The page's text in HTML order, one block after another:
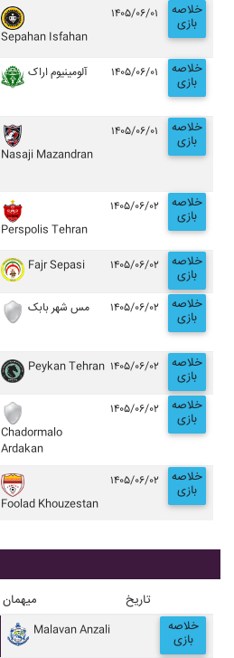
Sepahan Isfahan
۱۴۰۵/۰۶/۰۱ خلاصه
بازی
آلومينيوم اراک ۱۴۰۵/۰۶/۰۱ خلاصه
بازی
Nasaji Mazandran
۱۴۰۵/۰۶/۰۱ خلاصه
بازی
Perspolis Tehran
۱۴۰۵/۰۶/۰۲ خلاصه
بازی
Fajr Sepasi ۱۴۰۵/۰۶/۰۲ خلاصه
بازی
مس شهر بابک ۱۴۰۵/۰۶/۰۲ خلاصه
بازی
Peykan Tehran ۱۴۰۵/۰۶/۰۲ خلاصه
بازی
Chadormalo
Ardakan
۱۴۰۵/۰۶/۰۲ خلاصه
بازی
Foolad Khouzestan
۱۴۰۵/۰۶/۰۲ خلاصه
بازی
میهمان تاریخ
Malavan Anzali خلاصه
بازی